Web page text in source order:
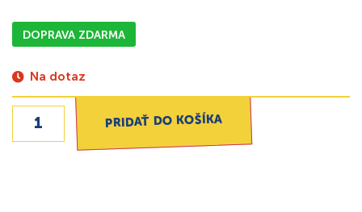
DOPRAVA ZDARMA
Na dotaz
PRIDAŤ DO KOŠÍKA